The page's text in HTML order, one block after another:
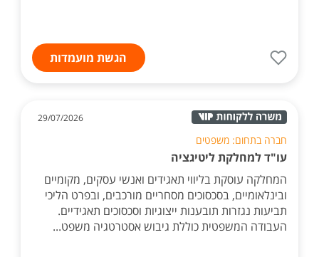
הגשת מועמדות
29/07/2026
חברה בתחום: משפטים
עו"ד למחלקת ליטיגציה
המחלקה עוסקת בליווי תאגידים ואנשי עסקים, מקומיים
ובינלאומיים, בסכסוכים מסחריים מורכבים, ובפרט הליכי
תביעות נגזרות תובענות ייצוגיות וסכסוכים תאגידיים.
העבודה המשפטית כוללת גיבוש אסטרטגיה משפט...